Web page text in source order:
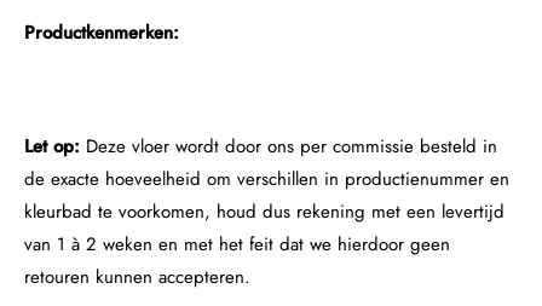
Productkenmerken:
Let op: Deze vloer wordt door ons per commissie besteld in
de exacte hoeveelheid om verschillen in productienummer en
kleurbad te voorkomen, houd dus rekening met een levertijd
van 1 à 2 weken en met het feit dat we hierdoor geen
retouren kunnen accepteren.